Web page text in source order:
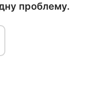
проблему.